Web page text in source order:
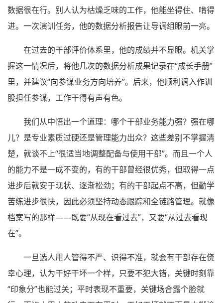
数据很在行。别人认为枯燥乏味的工作，他能坐得住、啃得
进。一次演训任务，他的数据分析报告让导调组眼前一亮。
在过去的干部评价体系里，他的成绩并不显眼。机关掌
握这一情况后，将他几次的数据分析成果记录在“成长手册”
里，并建议“向参谋业务方向培养”。后来，他顺利调入作训
股担任参谋，工作干得有声有色。
我们从中悟出一个道理：哪个干部业务能力强？强在哪
儿？是专业素质过硬还是管理能力出众？这些差别不掌握清
楚，就谈不上“很适当地调整配备与使用干部”。而且一个人
的能力不是一成不变的，有的干部曾经很优秀，但取得一点
进步后就安于现状、逐渐松劲；有的干部起点不高，但勤学
苦练进步很快，因此必须坚持动态跟踪和全链路管理。就像
档案写的那样——既要“从现在看过去”，又要“从过去看现
在”。
一旦选人用人管得不严、识得不准，就会有干部存在侥
幸心理，认为干好干坏一个样，只要不犯大错，关键时刻靠
“印象分”也能过关；平时表现不重要，关键场合露个脸就